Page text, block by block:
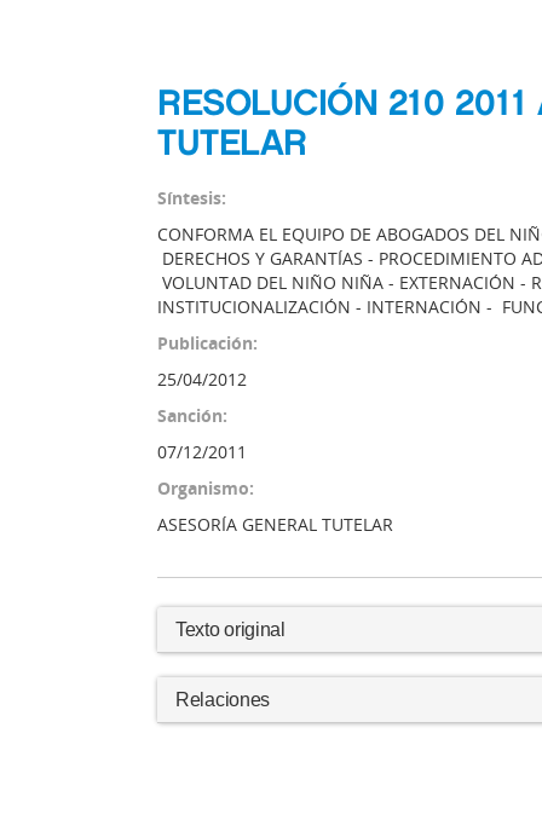
RESOLUCIÓN 210
TUTELAR
Síntesis:
CONFORMA EL EQUIPO DE ABOGADOS DEL
DERECHOS Y GARANTÍAS - PROCEDIMIENTO
VOLUNTAD DEL NIÑO NIÑA - EXTERNACIÓN -
INSTITUCIONALIZACIÓN - INTERNACIÓN -
Publicación:
25/04/2012
Sanción:
07/12/2011
Organismo:
ASESORÍA GENERAL TUTELAR
Texto original
Relaciones